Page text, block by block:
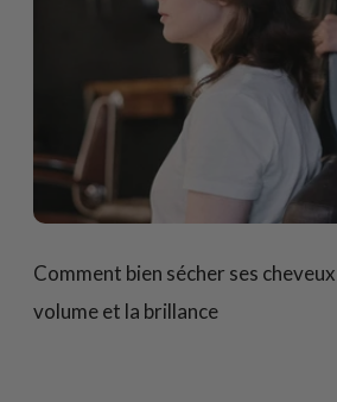
Comment bien sécher ses
volume et la brillance